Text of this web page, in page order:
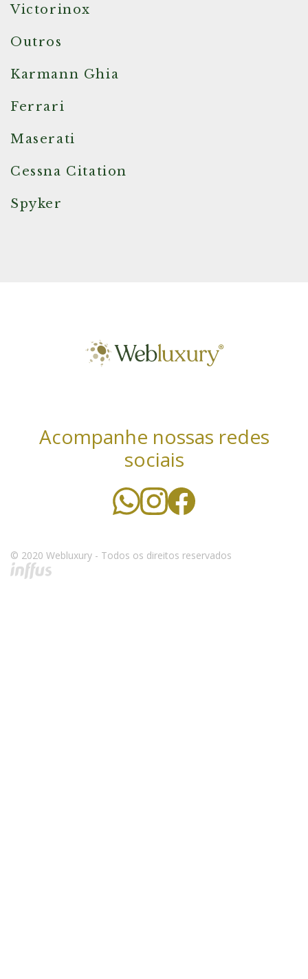
Victorinox
Outros
Karmann Ghia
Ferrari
Maserati
Cessna Citation
Spyker
Acompanhe nossas redes
sociais
© 2020 Webluxury - Todos os direitos reservados